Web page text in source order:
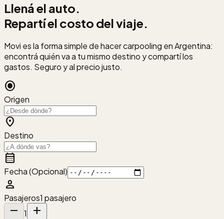
Llená el auto.
Repartí el costo del viaje.
Movi es la forma simple de hacer carpooling en Argentina:
encontrá quién va a tu mismo destino y compartí los
gastos. Seguro y al precio justo.
radio_button_checked
Origen
location_on
Destino
calendar_month
Fecha (Opcional)
person
Pasajeros1 pasajero
remove 1
add